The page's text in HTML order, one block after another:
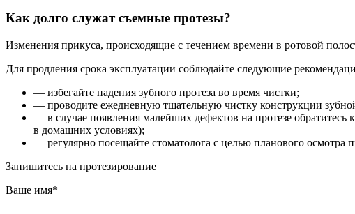
Как долго служат съемные протезы?
Изменения прикуса, происходящие с течением времени в ротовой
Для продления срока эксплуатации соблюдайте следующие
— избегайте падения зубного протеза во время чистки;
— проводите ежедневную тщательную чистку конструкции
— в случае появления малейших дефектов на протезе обратитесь
в домашних условиях);
— регулярно посещайте стоматолога с целью планового осмотра
Запишитесь на протезирование
Ваше имя*